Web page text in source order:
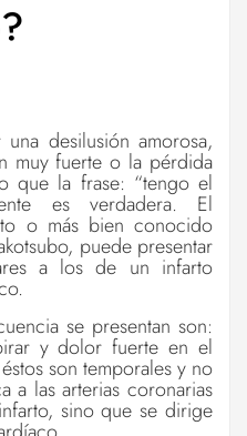
desilusión amorosa,
muy fuerte o la pérdida
que la frase: “tengo el
es verdadera. El
o más bien conocido
puede presentar
a los de un infarto
se presentan son:
y dolor fuerte en el
son temporales y no
a las arterias coronarias
sino que se dirige